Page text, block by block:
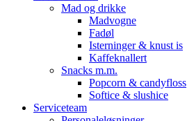
Mad og drikke
Madvogne
Fadøl
Isterninger & knust is
Kaffeknallert
Snacks m.m.
Popcorn & candyfloss
Softice & slushice
Serviceteam